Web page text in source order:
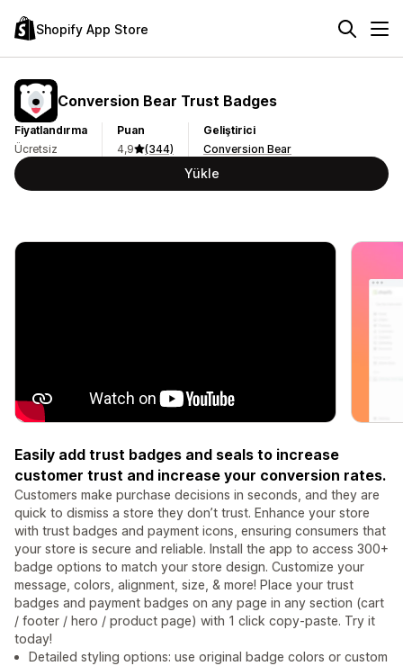
Shopify App Store
Conversion Bear Trust Badges
Fiyatlandırma
Ücretsiz
Puan
4,9
(344)
Geliştirici
Conversion Bear
Yükle
Easily add trust badges and seals to increase
customer trust and increase your conversion rates.
Customers make purchase decisions in seconds, and they are
quick to dismiss a store they don’t trust. Enhance your store
with trust badges and payment icons, ensuring consumers that
your store is secure and reliable. Install the app to access 300+
badge options to match your store design. Customize your
message, colors, alignment, size, & more! Place your trust
badges and payment badges on any page in any section (cart
/ footer / hero / product page) with 1 click copy-paste. Try it
today!
Detailed styling options: use original badge colors or custom